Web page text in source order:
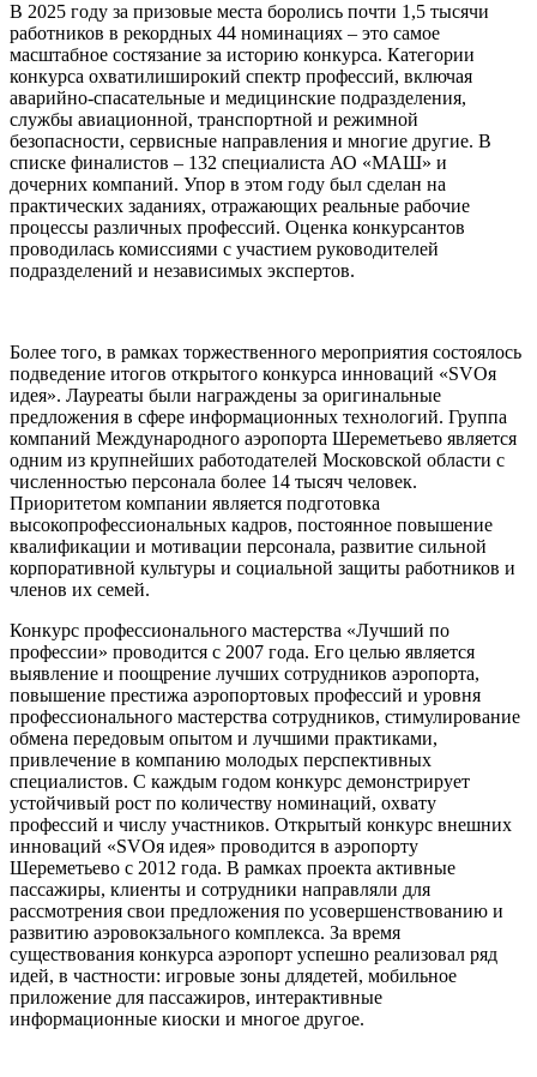
В 2025 году за призовые места боролись почти 1,5 тысячи
работников в рекордных 44 номинациях – это самое
масштабное состязание за историю конкурса. Категории
конкурса охватилиширокий спектр профессий, включая
аварийно-спасательные и медицинские подразделения,
службы авиационной, транспортной и режимной
безопасности, сервисные направления и многие другие. В
списке финалистов – 132 специалиста АО «МАШ» и
дочерних компаний. Упор в этом году был сделан на
практических заданиях, отражающих реальные рабочие
процессы различных профессий. Оценка конкурсантов
проводилась комиссиями с участием руководителей
подразделений и независимых экспертов.
Более того, в рамках торжественного мероприятия состоялось
подведение итогов открытого конкурса инноваций «SVOя
идея». Лауреаты были награждены за оригинальные
предложения в сфере информационных технологий. Группа
компаний Международного аэропорта Шереметьево является
одним из крупнейших работодателей Московской области с
численностью персонала более 14 тысяч человек.
Приоритетом компании является подготовка
высокопрофессиональных кадров, постоянное повышение
квалификации и мотивации персонала, развитие сильной
корпоративной культуры и социальной защиты работников и
членов их семей.
Конкурс профессионального мастерства «Лучший по
профессии» проводится с 2007 года. Его целью является
выявление и поощрение лучших сотрудников аэропорта,
повышение престижа аэропортовых профессий и уровня
профессионального мастерства сотрудников, стимулирование
обмена передовым опытом и лучшими практиками,
привлечение в компанию молодых перспективных
специалистов. С каждым годом конкурс демонстрирует
устойчивый рост по количеству номинаций, охвату
профессий и числу участников. Открытый конкурс внешних
инноваций «SVOя идея» проводится в аэропорту
Шереметьево с 2012 года. В рамках проекта активные
пассажиры, клиенты и сотрудники направляли для
рассмотрения свои предложения по усовершенствованию и
развитию аэровокзального комплекса. За время
существования конкурса аэропорт успешно реализовал ряд
идей, в частности: игровые зоны длядетей, мобильное
приложение для пассажиров, интерактивные
информационные киоски и многое другое.